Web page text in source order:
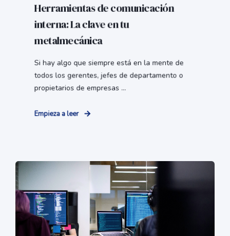
Herramientas de comunicación
interna: La clave en tu
metalmecánica
Si hay algo que siempre está en la mente de
todos los gerentes, jefes de departamento o
propietarios de empresas ...
Empieza a leer